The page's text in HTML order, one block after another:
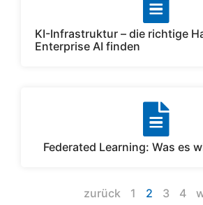
KI-Infrastruktur – die richtige
Enterprise AI finden
Federated Learning: Was es
zurück 1 2 3 4